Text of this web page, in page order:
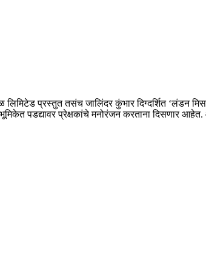
प्रस्तुत तसंच जालिंदर कुंभार दिग्दर्शित ‘लंडन
पडद्यावर प्रेक्षकांचे मनोरंजन करताना दिसणार